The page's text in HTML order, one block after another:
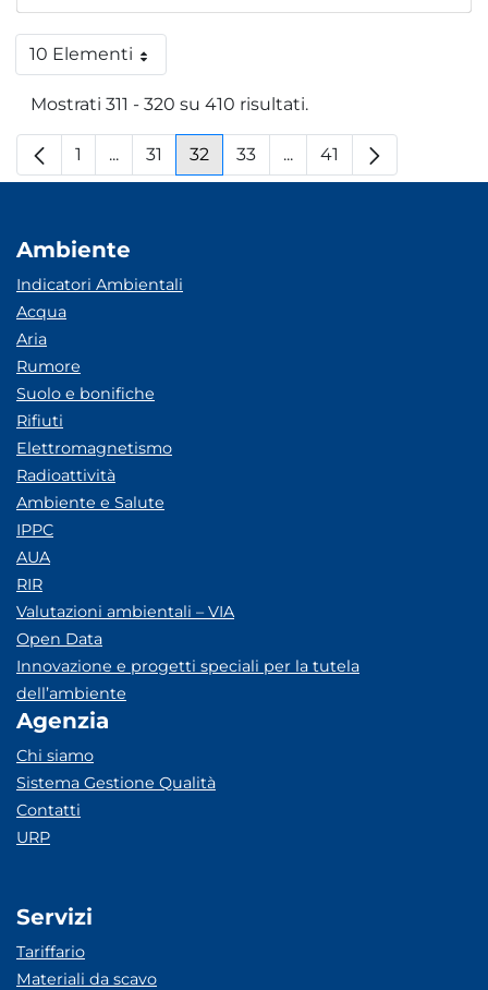
10 ElementiPer pagina
Mostrati 311 - 320 su 410 risultati.
Pagina
1 ...Pagine intermedie
Pagina
31 Pagina
32 Pagina
33 ...Pagine intermedie
Pagina
41
Ambiente
Indicatori Ambientali
Acqua
Aria
Rumore
Suolo e bonifiche
Rifiuti
Elettromagnetismo
Radioattività
Ambiente e Salute
IPPC
AUA
RIR
Valutazioni ambientali – VIA
Open Data
Innovazione e progetti speciali per la tutela
dell’ambiente
Agenzia
Chi siamo
Sistema Gestione Qualità
Contatti
URP
Servizi
Tariffario
Materiali da scavo